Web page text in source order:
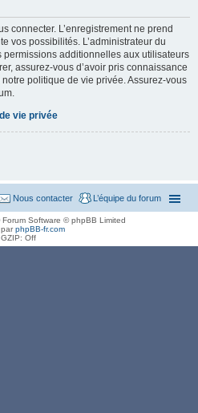
connecter. L’enregistrement ne prend
vos possibilités. L’administrateur du
additionnelles aux utilisateurs
assurez-vous d’avoir pris connaissance
politique de vie privée. Assurez-vous
vie privée
L’équipe du forum
Nous contacter
Forum Software © phpBB Limited
parphpBB-fr.com
GZIP: Off